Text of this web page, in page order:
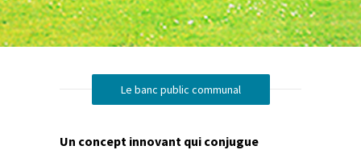
Le banc public communal
Un concept innovant qui conjugue